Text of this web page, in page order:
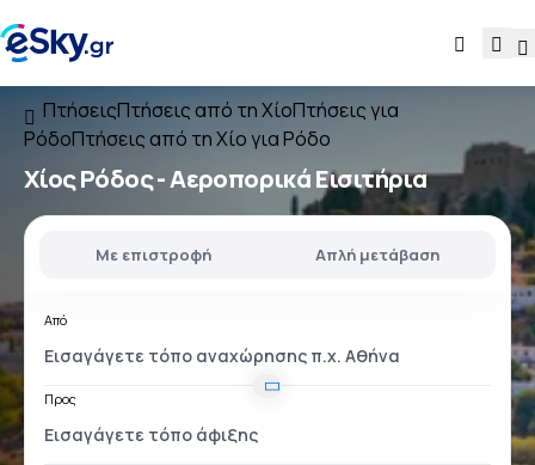
ΠτήσειςΠτήσεις από τη ΧίοΠτήσεις για
ΡόδοΠτήσεις από τη Χίο για Ρόδο
Χίος Ρόδος- Αεροπορικά Εισιτήρια
Με επιστροφή Απλή μετάβαση
Από
Προς